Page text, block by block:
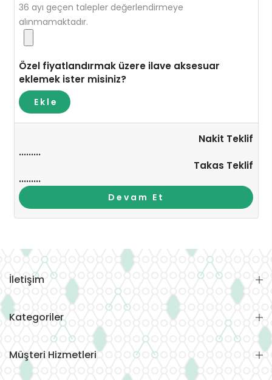
36 ayı geçen talepler değerlendirmeye
alınmamaktadır.
Özel fiyatlandırmak üzere ilave aksesuar
eklemek ister misiniz?
Ekle
Nakit Teklif
.........
Takas Teklif
.........
Devam Et
İletişim
Kategoriler
Müşteri Hizmetleri